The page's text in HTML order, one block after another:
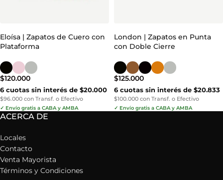
Eloísa | Zapatos de Cuero con
Plataforma
$120.000
6 cuotas sin interés de $20.000
$96.000 con Transf. o Efectivo
✓ Envío gratis a CABA y AMBA
London | Zapatos en Punta
con Doble Cierre
$125.000
6 cuotas sin interés de $20.833
$100.000 con Transf. o Efectivo
✓ Envío gratis a CABA y AMBA
ACERCA DE
Locales
Contacto
Venta Mayorista
Términos y Condiciones